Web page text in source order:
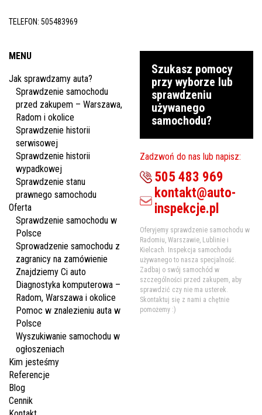
TELEFON: 505483969
MENU
Jak sprawdzamy auta?
Sprawdzenie samochodu
przed zakupem – Warszawa,
Radom i okolice
Sprawdzenie historii
serwisowej
Sprawdzenie historii
wypadkowej
Sprawdzenie stanu
prawnego samochodu
Oferta
Sprawdzenie samochodu w
Polsce
Sprowadzenie samochodu z
zagranicy na zamówienie
Znajdziemy Ci auto
Diagnostyka komputerowa –
Radom, Warszawa i okolice
Pomoc w znalezieniu auta w
Polsce
Wyszukiwanie samochodu w
ogłoszeniach
Kim jesteśmy
Referencje
Blog
Cennik
Szukasz pomocy
przy wyborze lub
sprawdzeniu
używanego
samochodu?
Zadzwoń do nas lub napisz:
505 483 969
kontakt@auto-
inspekcje.pl
Oferyjemy sprawdzenie samochodu w
Radomiu, Warszawie, Lublinie i
Kielcach. Inspekcja samochodu
używanego to nasza specjalność.
Zadbaj o swój samochód w
szczególności przed zakupem, aby
sprawdzić czy nie ma usterek.
Skontaktuj się z nami a chętnie
pomożemy :)